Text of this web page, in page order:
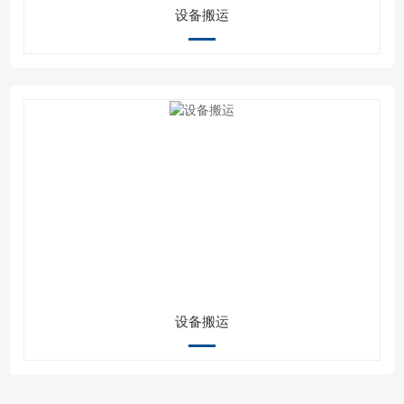
设备搬运
设备搬运